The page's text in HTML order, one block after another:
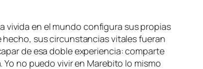
vi­vi­da en el mun­do con­fi­gu­ra sus pro­pias
sus cir­cuns­tan­cias vi­ta­les fue­ran
de esa do­ble ex­pe­rien­cia: com­par­te
Yo no pue­dovi­viren Marebito lo mis­mo